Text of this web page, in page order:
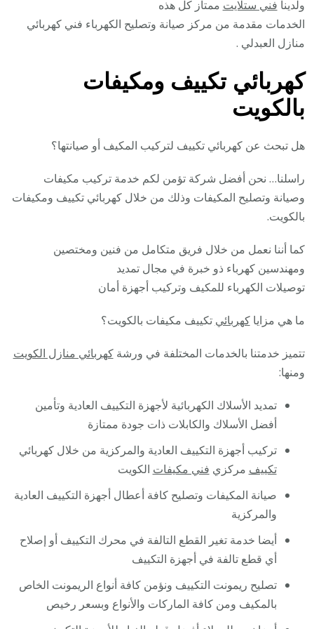
ولدينا فني ستلايت ممتاز كل هذه
الخدمات مقدمة من مركز صيانة وتصليح الكهرباء فني كهربائي
منازل العبدلي .
كهربائي تكييف ومكيفات
بالكويت
هل تبحث عن كهربائي تكييف لتركيب المكيف أو صيانتها؟
راسلنا… نحن أفضل شركة تؤمن لكم خدمة تركيب مكيفات
وصيانة وتصليح المكيفات وذلك من خلال كهربائي تكييف ومكيفات
بالكويت.
كما أننا نعمل من خلال فريق متكامل من فنين ومختصين
ومهندسين كهرباء ذو خبرة في مجال تمديد
توصيلات الكهرباء للمكيف وتركيب أجهزة أمان
ما هي مزاياكهربائي تكييف مكيفات بالكويت؟
تتميز خدمتنا بالخدمات المختلفة في ورشةكهربائي منازل الكويت
ومنها:
تمديد الأسلاك الكهربائية لأجهزة التكييف العادية وتأمين
أفضل الأسلاك والكابلات ذات جودة ممتازة
تركيب أجهزة التكييف العادية والمركزية من خلال كهربائي
تكييف مركزي فني مكيفات الكويت
صيانة المكيفات وتصليح كافة أعطال أجهزة التكييف العادية
والمركزية
أيضا خدمة تغير القطع التالفة في محرك التكييف أو إصلاح
أي قطع تالفة في أجهزة التكييف
تصليح ريمونت التكييف ونؤمن كافة أنواع الريمونت الخاص
بالمكيف ومن كافة الماركات والأنواع وبسعر رخيص